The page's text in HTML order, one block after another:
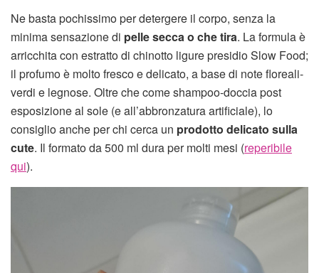
Ne basta pochissimo per detergere il corpo, senza la
minima sensazione di pelle secca o che tira. La formula è
arricchita con estratto di chinotto ligure presidio Slow Food;
il profumo è molto fresco e delicato, a base di note floreali-
verdi e legnose. Oltre che come shampoo-doccia post
esposizione al sole (e all’abbronzatura artificiale), lo
consiglio anche per chi cerca un prodotto delicato sulla
cute. Il formato da 500 ml dura per molti mesi (reperibile
qui).